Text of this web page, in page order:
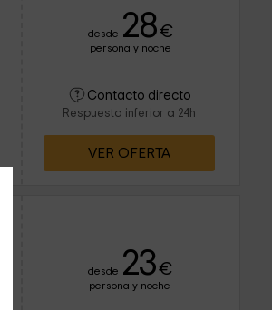
desde 28€
persona y noche
Contacto directo
Respuesta inferior a 24h
VER OFERTA
desde 23€
persona y noche